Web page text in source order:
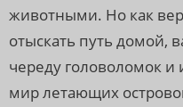
животными. Но как
отыскать путь домой,
череду головоломок и
мир летающих